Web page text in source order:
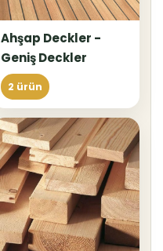
Ahşap Deckler -
Geniş Deckler
2 ürün